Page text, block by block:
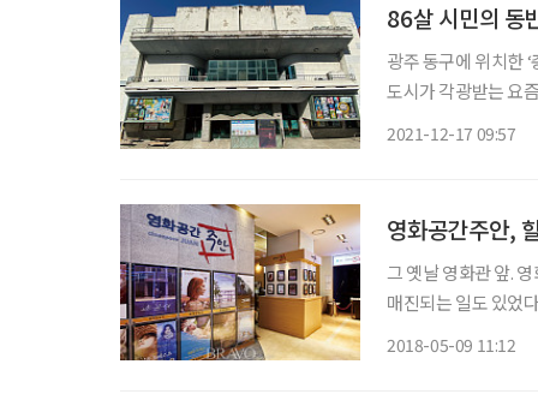
86살 시민의 동
광주 동구에 위치한
도시가 각광받는 요
2021-12-17 09:57
영화공간주안,
그 옛날 영화관 앞.
매진되는 일도 있었
2018-05-09 11:12